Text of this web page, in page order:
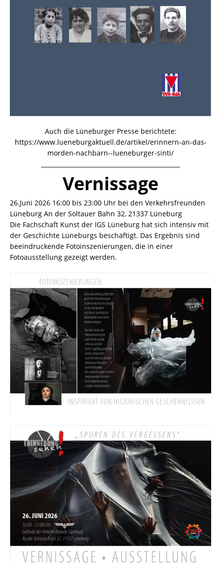
Auch die Lüneburger Presse berichtete:
https://www.lueneburgaktuell.de/artikel/erinnern-an-das-
morden-nachbarn--lueneburger-sinti/
Vernissage
26.Juni 2026 16:00 bis 23:00 Uhr bei den Verkehrsfreunden
Lüneburg An der Soltauer Bahn 32, 21337 Lüneburg
Die Fachschaft Kunst der IGS Lüneburg hat sich intensiv mit
der Geschichte Lüneburgs beschäftigt. Das Ergebnis sind
beeindruckende Fotoinszenierungen, die in einer
Fotoausstellung gezeigt werden.